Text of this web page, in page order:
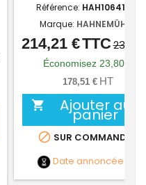
Référence: HAH10641761
Marque: HAHNEMÜHLE
Prix
Prix
de
base
214,21 €TTC
Économisez 23,80 €
178,51 € HT
 Ajouter au
panier
 SUR COMMANDE
Date annoncée